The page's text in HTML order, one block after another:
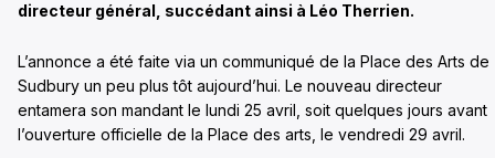
directeur général, succédant ainsi à Léo Therrien.
L’annonce a été faite via un communiqué de la Place des Arts de
Sudbury un peu plus tôt aujourd’hui. Le nouveau directeur
entamera son mandant le lundi 25 avril, soit quelques jours avant
l’ouverture officielle de la Place des arts, le vendredi 29 avril.